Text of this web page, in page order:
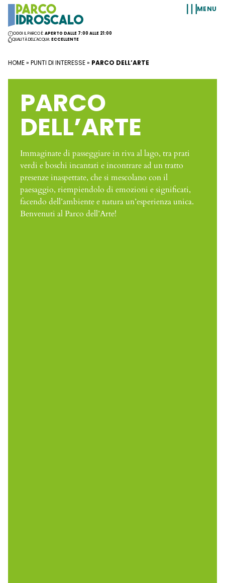
Vai al contenuto
OGGI IL PARCO È:APERTO DALLE 7:00 ALLE 21:00
QUALITÀ DELL'ACQUA:ECCELLENTE
MENU
HOME» PUNTI DI INTERESSE» PARCO DELL’ARTE
PARCO
DELL’ARTE
Immaginate di passeggiare in riva al lago, tra prati
verdi e boschi incantati e incontrare ad un tratto
presenze inaspettate, che si mescolano con il
paesaggio, riempiendolo di emozioni e significati,
facendo dell’ambiente e natura un’esperienza unica.
Benvenuti al Parco dell’Arte!